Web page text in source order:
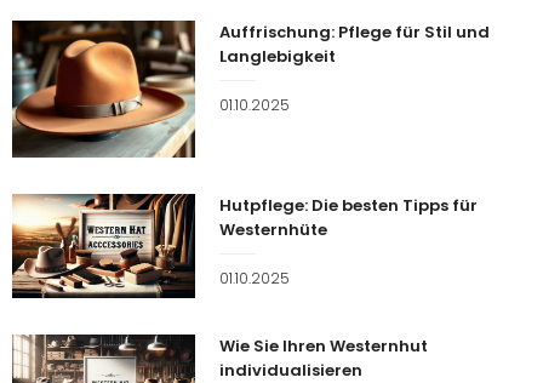
Auffrischung: Pflege für Stil und
Langlebigkeit
Veröffentlicht
01.10.2025
Hutpflege: Die besten Tipps für
Westernhüte
Veröffentlicht
01.10.2025
Wie Sie Ihren Westernhut
individualisieren